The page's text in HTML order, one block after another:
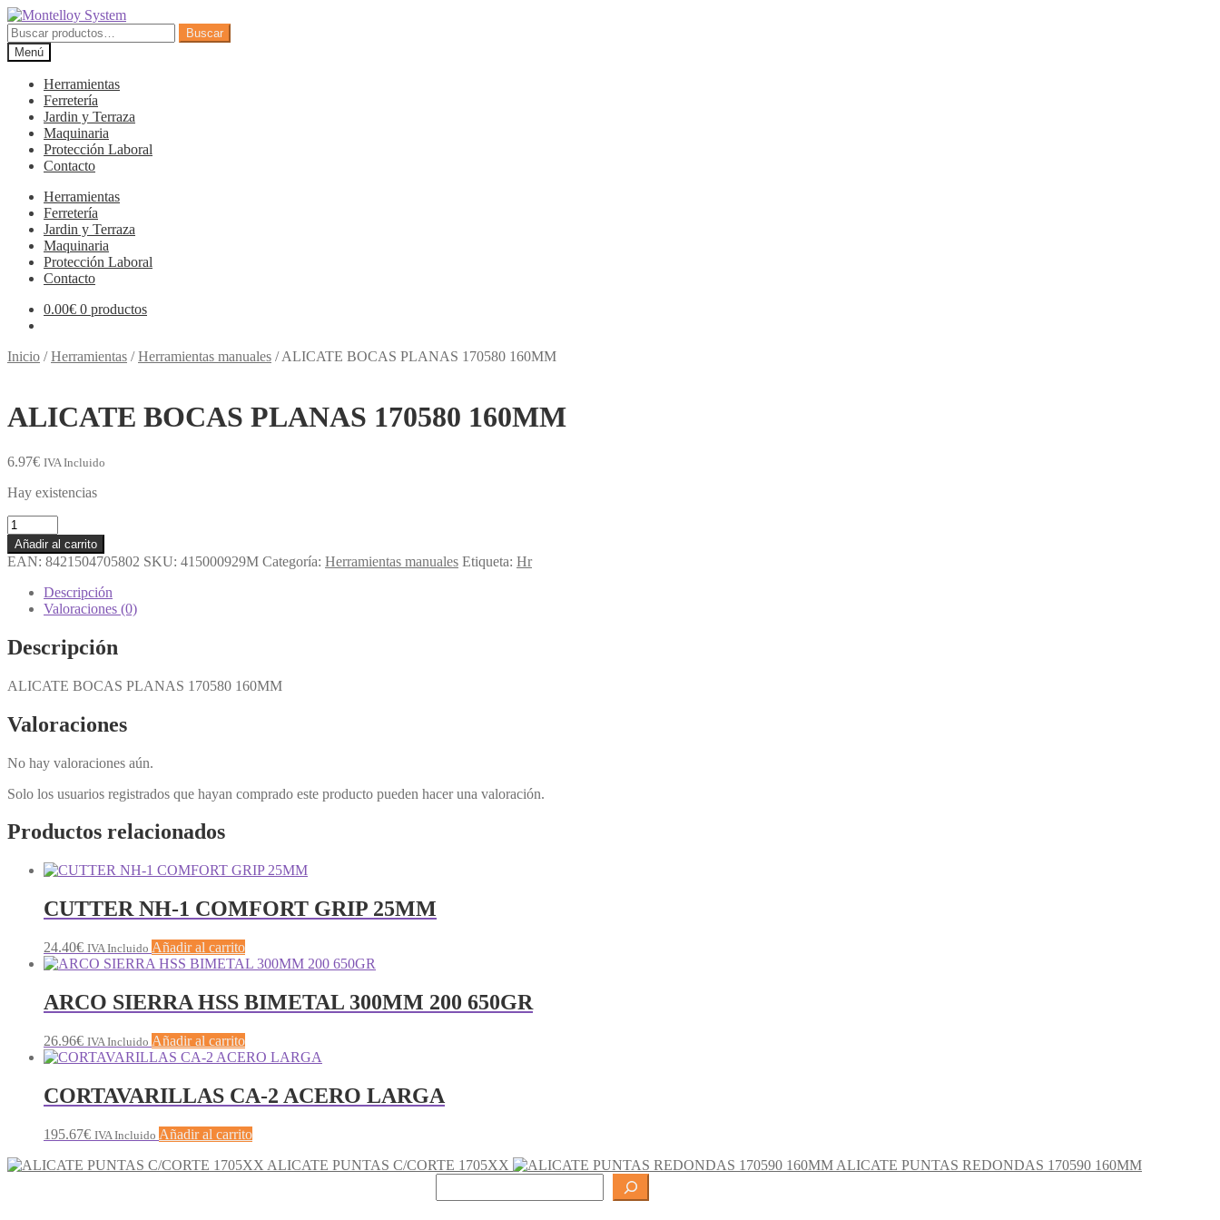
Ir
a
la
navegación
Ir
al
contenido
Buscar
por:
Buscar
Menú
Herramientas
Ferretería
Jardin y Terraza
Maquinaria
Protección Laboral
Contacto
Herramientas
Ferretería
Jardin y Terraza
Maquinaria
Protección Laboral
Contacto
0.00€ 0 productos
Inicio /Herramientas /Herramientas manuales /ALICATE BOCAS PLANAS 170580 160MM
ALICATE BOCAS PLANAS 170580 160MM
6.97€ IVA Incluido
Hay existencias
ALICATE
BOCAS
PLANAS
170580
160MM
cantidad
Añadir al carrito
EAN: 8421504705802 SKU: 415000929M Categoría: Herramientas manuales Etiqueta: Hr
Descripción
Valoraciones (0)
Descripción
ALICATE BOCAS PLANAS 170580 160MM
Valoraciones
No hay valoraciones aún.
Solo los usuarios registrados que hayan comprado este producto pueden hacer una valoración.
Productos relacionados
CUTTER NH-1 COMFORT GRIP 25MM
24.40€ IVA Incluido Añadir al carrito
ARCO SIERRA HSS BIMETAL 300MM 200 650GR
26.96€ IVA Incluido Añadir al carrito
CORTAVARILLAS CA-2 ACERO LARGA
195.67€ IVA Incluido Añadir al carrito
ALICATE PUNTAS C/CORTE 1705XX
ALICATE PUNTAS REDONDAS 170590 160MM